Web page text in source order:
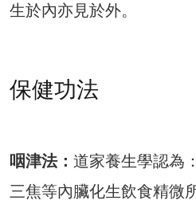
生於內亦見於外。
保健功法
咽津法： 道家養生學認為
三焦等內臟化生飲食精微